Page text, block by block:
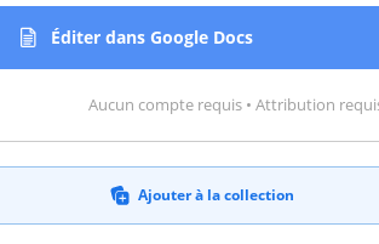
Éditer dans Google Docs
Aucun compte requis • Attribution
Ajouter à la collection